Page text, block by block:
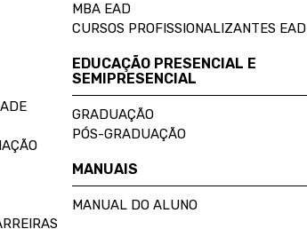
MBA EAD
CURSOS PROFISSIONALIZANTES EAD
EDUCAÇÃO PRESENCIAL E
SEMIPRESENCIAL
GRADUAÇÃO
PÓS-GRADUAÇÃO
MANUAIS
MANUAL DO ALUNO